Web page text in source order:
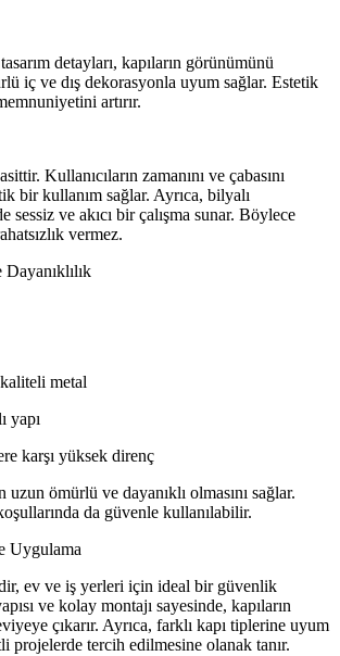
detayları, kapıların görünümünü
iç ve dış dekorasyonla uyum sağlar. Estetik
artırır.
Kullanıcıların zamanını ve çabasını
bir kullanım sağlar. Ayrıca, bilyalı
sessiz ve akıcı bir çalışma sunar. Böylece
vermez.
metal
yapı
karşı yüksek direnç
ömürlü ve dayanıklı olmasını sağlar.
da güvenle kullanılabilir.
Uygulama
ev ve iş yerleri için ideal bir güvenlik
ve kolay montajı sayesinde, kapıların
çıkarır. Ayrıca, farklı kapı tiplerine uyum
projelerde tercih edilmesine olanak tanır.